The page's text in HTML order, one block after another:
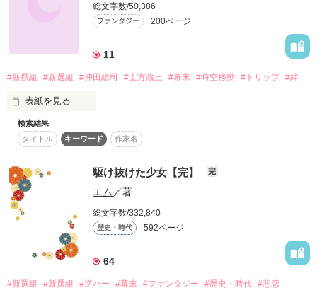
そして、読者数400人突破！！
ギャーーーーー！！！
一旦、完結しました*\(^o^)/*
続きは、
『続・新撰組と妖狐ちゃん！』
只今、地味に執筆中（笑）
読んで下さった読者の皆さま、
本棚inして下さった皆さま、
ファンになって下さった皆さま、
本当にありがとうございます！！！
ーーーーーーーーーーーーーーーーーー
大人になった少女
伊吹栞(いぶきしおり)
×
土方歳三(ひじかたとしぞう)
沖田総司(おきたそうじ)
斎藤一(さいとうはじめ)
山崎烝(やまざきすすむ)
藤堂平助(とうどうへいすけ)
ただ､その背中を見送った
月の光を浴びた､強く儚い背中を
どうか､愛しきあの人の一生に
多くの幸が降り注がんことを
総文字数/50,386
ファンタジー 200ページ
11
#新撰組 #新選組 #沖田総司 #土方歳三 #幕末 #時空移動 #トリップ #絆
表紙を見る
友達？
そんなもの、いらね。
検索結果
タイトル
キーワード 作家名
駆け抜けた少女【完】 完
エム ／著
総文字数/332,840
歴史・時代 592ページ
64
#新選組 #新撰組 #逆ハー #幕末 #ファンタジー #歴史・時代
#悲恋